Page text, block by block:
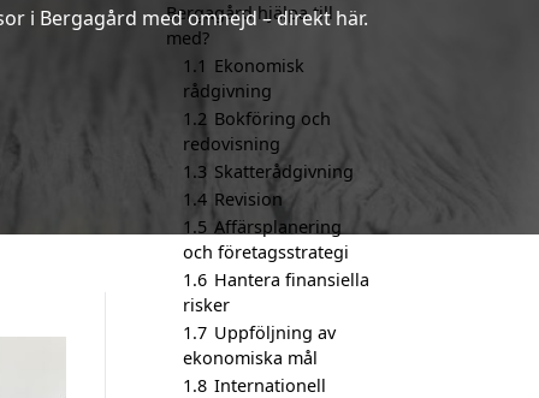
i Bergagård med omnejd – direkt här.
Bergagård hjälpa till
med?
1.1 Ekonomisk
rådgivning
1.2 Bokföring och
redovisning
1.3 Skatterådgivning
1.4 Revision
1.5 Affärsplanering
och företagsstrategi
1.6 Hantera finansiella
risker
1.7 Uppföljning av
ekonomiska mål
1.8 Internationell